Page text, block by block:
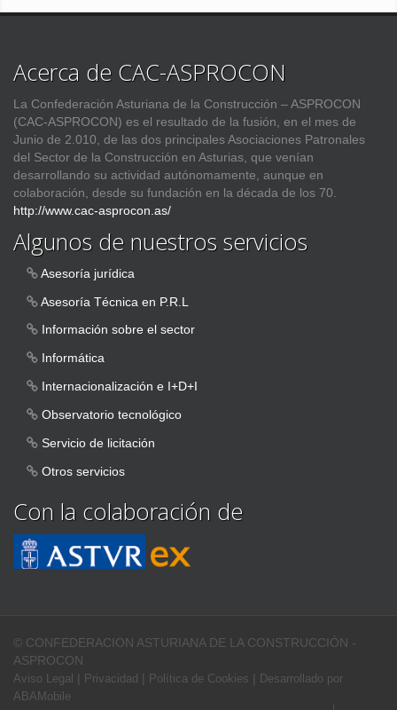
Acerca de CAC-ASPROCON
La Confederación Asturiana de la Construcción – ASPROCON
(CAC-ASPROCON) es el resultado de la fusión, en el mes de
Junio de 2.010, de las dos principales Asociaciones Patronales
del Sector de la Construcción en Asturias, que venían
desarrollando su actividad autónomamente, aunque en
colaboración, desde su fundación en la década de los 70.
http://www.cac-asprocon.as/
Algunos de nuestros servicios
Asesoría jurídica
Asesoría Técnica en P.R.L
Información sobre el sector
Informática
Internacionalización e I+D+I
Observatorio tecnológico
Servicio de licitación
Otros servicios
Con la colaboración de
© CONFEDERACION ASTURIANA DE LA CONSTRUCCIÓN -
ASPROCON
Aviso Legal | Privacidad | Política de Cookies | Desarrollado por
ABAMobile